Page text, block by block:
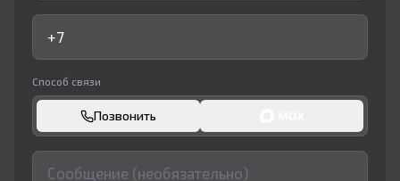
Способ связи
Позвонить